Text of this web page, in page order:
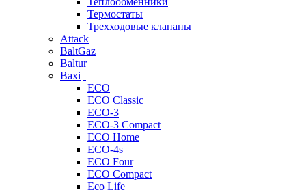
Термостаты
Трехходовые клапаны
Attack
BaltGaz
Baltur
Baxi
ECO
ECO Classic
ECO-3
ECO-3 Compact
ECO Home
ECO-4s
ECO Four
ECO Compact
Eco Life